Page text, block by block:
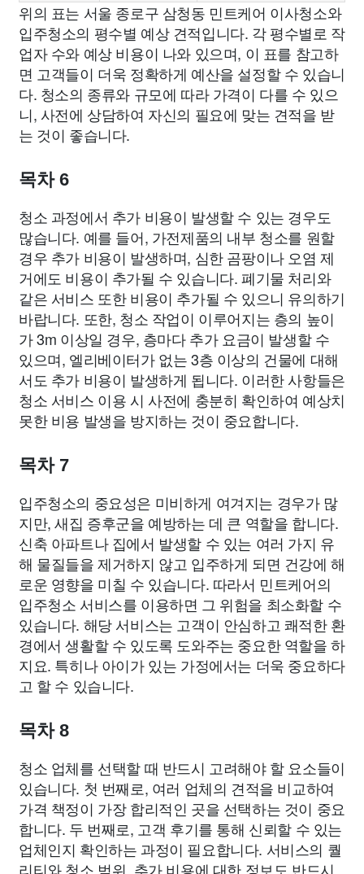
위의 표는 서울 종로구 삼청동 민트케어 이사청소와
입주청소의 평수별 예상 견적입니다. 각 평수별로 작
업자 수와 예상 비용이 나와 있으며, 이 표를 참고하
면 고객들이 더욱 정확하게 예산을 설정할 수 있습니
다. 청소의 종류와 규모에 따라 가격이 다를 수 있으
니, 사전에 상담하여 자신의 필요에 맞는 견적을 받
는 것이 좋습니다.
목차 6
청소 과정에서 추가 비용이 발생할 수 있는 경우도
많습니다. 예를 들어, 가전제품의 내부 청소를 원할
경우 추가 비용이 발생하며, 심한 곰팡이나 오염 제
거에도 비용이 추가될 수 있습니다. 폐기물 처리와
같은 서비스 또한 비용이 추가될 수 있으니 유의하기
바랍니다. 또한, 청소 작업이 이루어지는 층의 높이
가 3m 이상일 경우, 층마다 추가 요금이 발생할 수
있으며, 엘리베이터가 없는 3층 이상의 건물에 대해
서도 추가 비용이 발생하게 됩니다. 이러한 사항들은
청소 서비스 이용 시 사전에 충분히 확인하여 예상치
못한 비용 발생을 방지하는 것이 중요합니다.
목차 7
입주청소의 중요성은 미비하게 여겨지는 경우가 많
지만, 새집 증후군을 예방하는 데 큰 역할을 합니다.
신축 아파트나 집에서 발생할 수 있는 여러 가지 유
해 물질들을 제거하지 않고 입주하게 되면 건강에 해
로운 영향을 미칠 수 있습니다. 따라서 민트케어의
입주청소 서비스를 이용하면 그 위험을 최소화할 수
있습니다. 해당 서비스는 고객이 안심하고 쾌적한 환
경에서 생활할 수 있도록 도와주는 중요한 역할을 하
지요. 특히나 아이가 있는 가정에서는 더욱 중요하다
고 할 수 있습니다.
목차 8
청소 업체를 선택할 때 반드시 고려해야 할 요소들이
있습니다. 첫 번째로, 여러 업체의 견적을 비교하여
가격 책정이 가장 합리적인 곳을 선택하는 것이 중요
합니다. 두 번째로, 고객 후기를 통해 신뢰할 수 있는
업체인지 확인하는 과정이 필요합니다. 서비스의 퀄
리티와 청소 범위, 추가 비용에 대한 정보도 반드시